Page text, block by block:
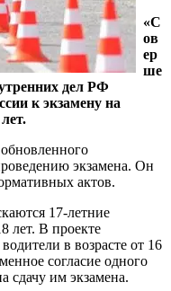
«С
ов
ер
ше
дел РФ
к экзамену на
экзамена. Он
актов.
17-летние
лет. В проекте
в возрасте от 16
согласие одного
сдачу им экзамена.